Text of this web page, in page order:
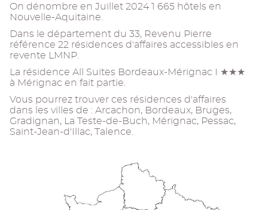
On dénombre en Juillet 2024 1 665 hôtels en
Nouvelle-Aquitaine.
Dans le département du 33, Revenu Pierre
référence 22 résidences d'affaires accessibles en
revente LMNP.
La résidence All Suites Bordeaux-Mérignac I ★★★
à Mérignac en fait partie.
Vous pourrez trouver ces résidences d'affaires
dans les villes de : Arcachon, Bordeaux, Bruges,
Gradignan, La Teste-de-Buch, Mérignac, Pessac,
Saint-Jean-d'Illac, Talence.